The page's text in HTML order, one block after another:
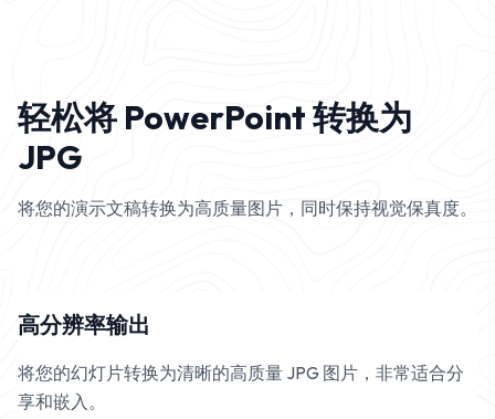
轻松将 PowerPoint 转换为
JPG
将您的演示文稿转换为高质量图片，同时保持视觉保真度。
高分辨率输出
将您的幻灯片转换为清晰的高质量 JPG 图片，非常适合分
享和嵌入。